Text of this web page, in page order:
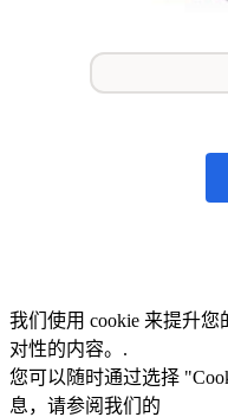
我们使用 cookie 来提升
对性的内容。.
您可以随时通过选择
息，请参阅我们的